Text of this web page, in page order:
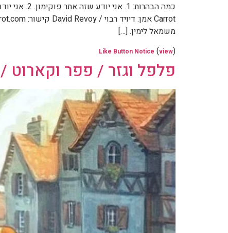
משמאל לימין. […]
Like Button Notice (view)
פלפל וגזר / פפר וקארוט / Pepper & Carrot – חלק 14